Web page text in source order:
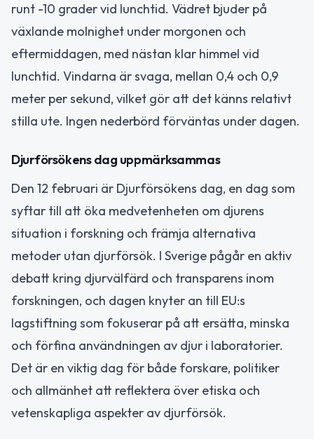
runt -10 grader vid lunchtid. Vädret bjuder på
växlande molnighet under morgonen och
eftermiddagen, med nästan klar himmel vid
lunchtid. Vindarna är svaga, mellan 0,4 och 0,9
meter per sekund, vilket gör att det känns relativt
stilla ute. Ingen nederbörd förväntas under dagen.
Djurförsökens dag uppmärksammas
Den 12 februari är Djurförsökens dag, en dag som
syftar till att öka medvetenheten om djurens
situation i forskning och främja alternativa
metoder utan djurförsök. I Sverige pågår en aktiv
debatt kring djurvälfärd och transparens inom
forskningen, och dagen knyter an till EU:s
lagstiftning som fokuserar på att ersätta, minska
och förfina användningen av djur i laboratorier.
Det är en viktig dag för både forskare, politiker
och allmänhet att reflektera över etiska och
vetenskapliga aspekter av djurförsök.